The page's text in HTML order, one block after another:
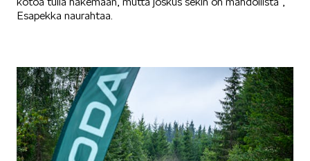
KAMIQ
Esapekka naurahtaa.